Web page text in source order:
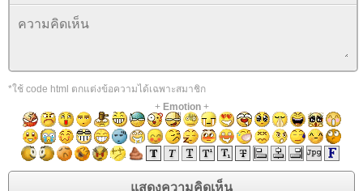
*ใช้ code html ตกแต่งข้อความได้เฉพาะสมาชิก
+ Emotion+